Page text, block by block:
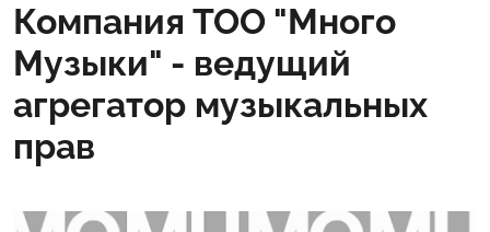
Компания ТОО "Много
Музыки" - ведущий
агрегатор музыкальных
прав